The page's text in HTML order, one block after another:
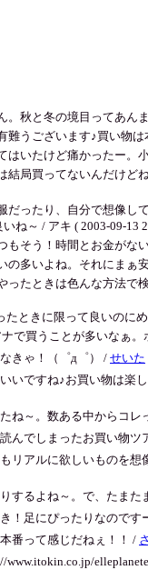
秋と冬の境目ってあん
うございます♪買い物は
いたけど痛かったー。
局買ってないんだけど
ったり、自分で想像し
ね～ / アキ ( 2003-09-13
そう！時間とお金がな
多いよね。それにまぁ
たときは色んな方法で
ときに限って良いのに
買うことが多いなぁ。
きゃ！（゜д゜） / せいた
いですね♪お買い物は楽
ね～。数ある中からコ
んでしまったお買い物
リアルに欲しいものを
するよね～。で、たま
！足にぴったりなので
番って感じだねぇ！！ /